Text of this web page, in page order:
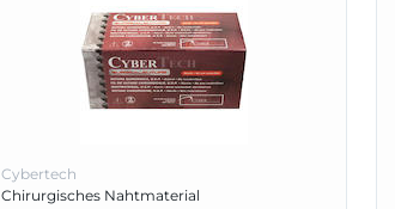
Cybertech
Chirurgisches Nahtmaterial